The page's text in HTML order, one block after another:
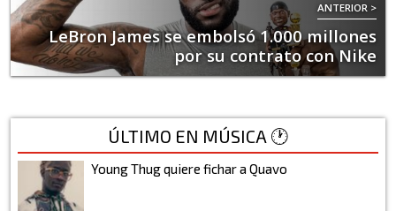
ANTERIOR >
LeBron James se embolsó 1.000 millones
por su contrato con Nike
ÚLTIMO EN MÚSICA 🕐
Young Thug quiere fichar a Quavo